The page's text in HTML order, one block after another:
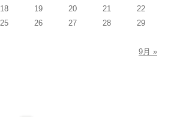
18 19 20 21
22
25 26 27 28
29
9月 »